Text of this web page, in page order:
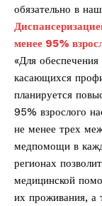
обязательно в
менее 95%
«Для
касающихся
планируется
95% взрослого
не менее трех
медпомощи в
регионах
медицинской
их проживания, а